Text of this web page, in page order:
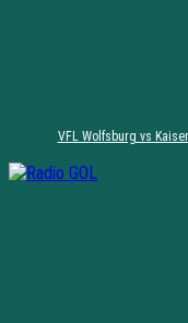
VFL Wolfsburg vs